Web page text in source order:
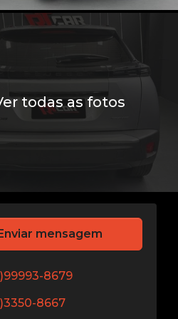
todas as fotos
mensagem
8679
8667